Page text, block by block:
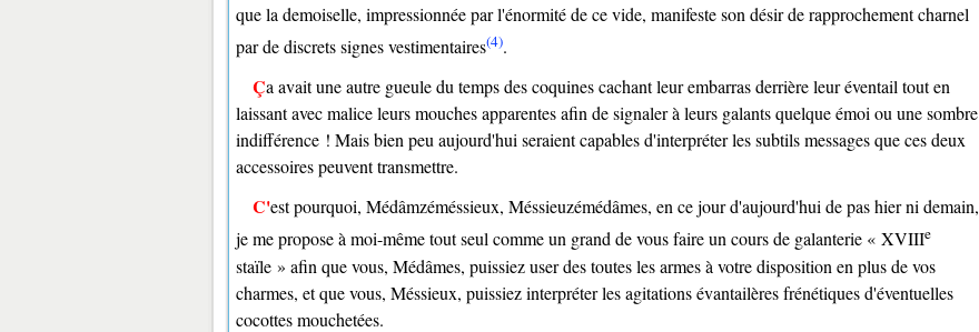
que la demoiselle, impressionnée par l'énormité de ce vide, manifeste son désir de rapprochement charnel
par de discrets signes vestimentaires(4).
Ça avait une autre gueule du temps des coquines cachant leur embarras derrière leur éventail tout en
laissant avec malice leurs mouches apparentes afin de signaler à leurs galants quelque émoi ou une sombre
indifférence ! Mais bien peu aujourd'hui seraient capables d'interpréter les subtils messages que ces deux
accessoires peuvent transmettre.
C'est pourquoi, Médâmzéméssieux, Méssieuzémédâmes, en ce jour d'aujourd'hui de pas hier ni demain,
je me propose à moi-même tout seul comme un grand de vous faire un cours de galanterie « XVIIIe
staïle » afin que vous, Médâmes, puissiez user des toutes les armes à votre disposition en plus de vos
charmes, et que vous, Méssieux, puissiez interpréter les agitations évantailères frénétiques d'éventuelles
cocottes mouchetées.